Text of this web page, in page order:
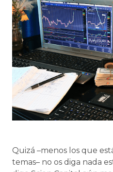
Quizá –menos los que
temas– no os diga nada